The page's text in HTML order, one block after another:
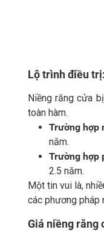
Lộ trình điều
Niềng răng cửa
toàn hàm.
Trường hợp
năm.
Trường hợp
2.5 năm.
Một tin vui là,
các phương pháp
Giá niềng răng